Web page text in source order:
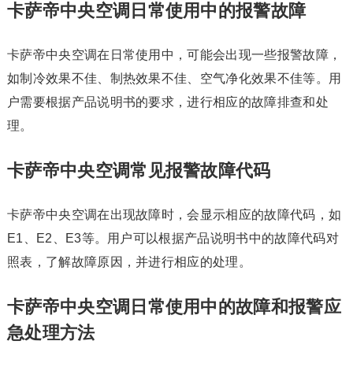
卡萨帝中央空调日常使用中的报警故障
卡萨帝中央空调在日常使用中，可能会出现一些报警故障，
如制冷效果不佳、制热效果不佳、空气净化效果不佳等。用
户需要根据产品说明书的要求，进行相应的故障排查和处
理。
卡萨帝中央空调常见报警故障代码
卡萨帝中央空调在出现故障时，会显示相应的故障代码，如
E1、E2、E3等。用户可以根据产品说明书中的故障代码对
照表，了解故障原因，并进行相应的处理。
卡萨帝中央空调日常使用中的故障和报警应
急处理方法